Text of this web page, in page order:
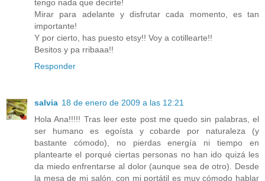
tengo nada que decirte!
Mirar para adelante y disfrutar cada momento, es tan
importante!
Y por cierto, has puesto etsy!! Voy a cotillearte!!
Besitos y pa rribaaa!!
Responder
salvia 18 de enero de 2009 a las 12:21
Hola Ana!!!!! Tras leer este post me quedo sin palabras, el
ser humano es egoísta y cobarde por naturaleza (y
bastante cómodo), no pierdas energía ni tiempo en
plantearte el porqué ciertas personas no han ido quizá les
da miedo enfrentarse al dolor (aunque sea de otro). Desde
la mesa de mi salón, con mi portátil es muy cómodo hablar